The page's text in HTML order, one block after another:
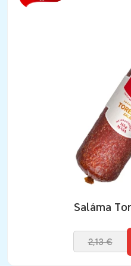
Saláma
2,13 €